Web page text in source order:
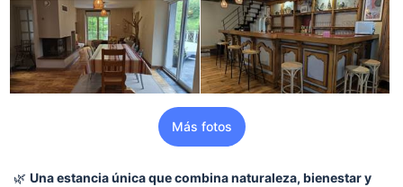
Más fotos
🌿 Una estancia única que combina naturaleza, bienestar y